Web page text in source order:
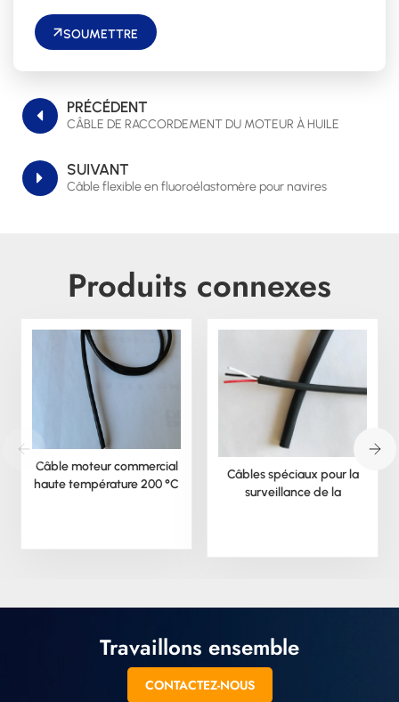
SOUMETTRE
PRÉCÉDENT
CÂBLE DE RACCORDEMENT DU MOTEUR À HUILE
SUIVANT
Câble flexible en fluoroélastomère pour navires
Produits connexes
Câble moteur commercial
haute température 200 °C
Câbles spéciaux pour la
surveillance de la
Travaillons ensemble
CONTACTEZ-NOUS